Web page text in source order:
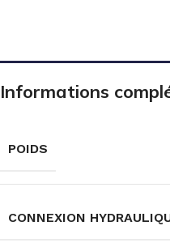
Informations
POIDS
CONNEXION